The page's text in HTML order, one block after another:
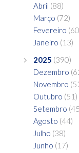
Abril (88)
Março (72)
Fevereiro
Janeiro (13)
2025 (390)
Dezembro
Novembro
Outubro (51)
Setembro
Agosto (44)
Julho (38)
Junho (17)